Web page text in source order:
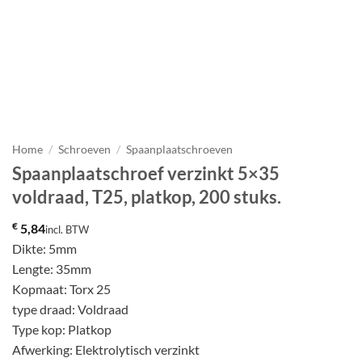
Home / Schroeven / Spaanplaatschroeven
Spaanplaatschroef verzinkt 5×35
voldraad, T25, platkop, 200 stuks.
€ 5,84incl. BTW
Dikte: 5mm
Lengte: 35mm
Kopmaat: Torx 25
type draad: Voldraad
Type kop: Platkop
Afwerking: Elektrolytisch verzinkt